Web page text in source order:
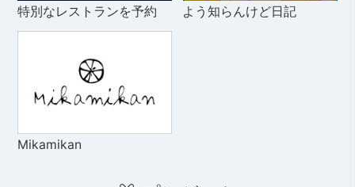
特別なレストランを予約 よう知らんけど日記
Mikamikan